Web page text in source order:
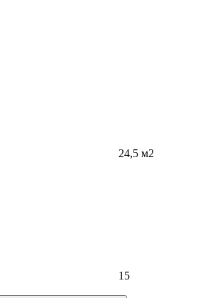
24,5 м2
15